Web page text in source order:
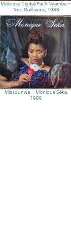
Makossa Digital/Paï ‘A Nyambe –
Toto Guillaume, 1983
Missounwa – Monique Séka,
1989